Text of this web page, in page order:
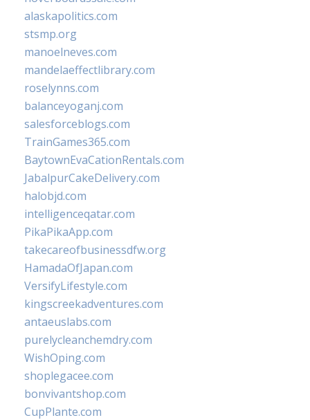
alaskapolitics.com
stsmp.org
manoelneves.com
mandelaeffectlibrary.com
roselynns.com
balanceyoganj.com
salesforceblogs.com
TrainGames365.com
BaytownEvaCationRentals.com
JabalpurCakeDelivery.com
halobjd.com
intelligenceqatar.com
PikaPikaApp.com
takecareofbusinessdfw.org
HamadaOfJapan.com
VersifyLifestyle.com
kingscreekadventures.com
antaeuslabs.com
purelycleanchemdry.com
WishOping.com
shoplegacee.com
bonvivantshop.com
CupPlante.com